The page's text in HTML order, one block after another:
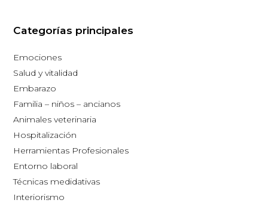
24,00€
variantes.
página
Categorías principales
Emociones
Salud y vitalidad
Embarazo
Familia – niños – ancianos
Animales veterinaria
Hospitalización
Herramientas Profesionales
Entorno laboral
Técnicas medidativas
Interiorismo